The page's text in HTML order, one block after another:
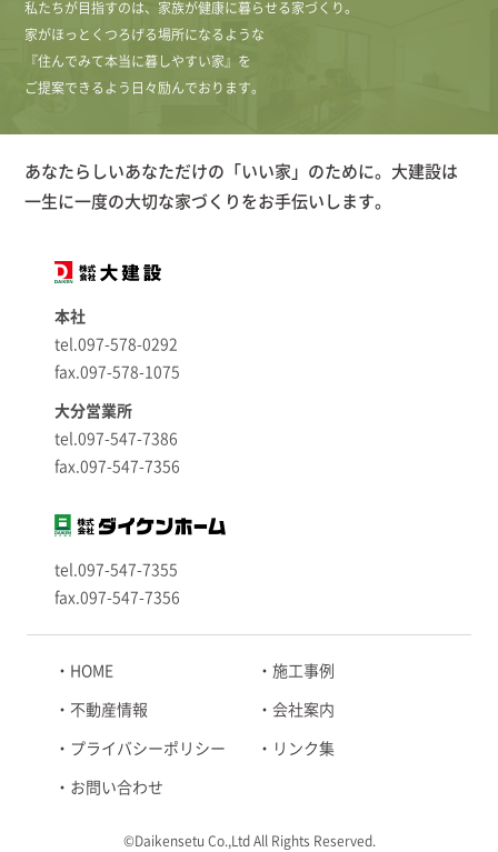
私たちが目指すのは、家族が健康に暮らせる家づくり。
家がほっとくつろげる場所になるような
『住んでみて本当に暮しやすい家』を
ご提案できるよう日々励んでおります。
あなたらしいあなただけの「いい家」のために。大建設は
一生に一度の大切な家づくりをお手伝いします。
本社
tel.097-578-0292
fax.097-578-1075
大分営業所
tel.097-547-7386
fax.097-547-7356
tel.097-547-7355
fax.097-547-7356
HOME 施工事例
不動産情報 会社案内
プライバシーポリシー リンク集
お問い合わせ
©Daikensetu Co.,Ltd All Rights Reserved.